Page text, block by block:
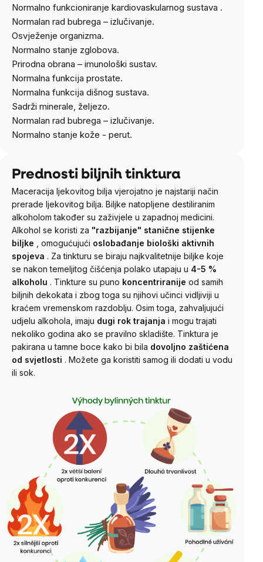
Normalno funkcioniranje kardiovaskularnog sustava .
Normalan rad bubrega – izlučivanje.
Osvježenje organizma.
Normalno stanje zglobova.
Prirodna obrana – imunološki sustav.
Normalna funkcija prostate.
Normalna funkcija dišnog sustava.
Sadrži minerale, željezo.
Normalan rad bubrega – izlučivanje.
Normalno stanje kože - perut.
Prednosti biljnih tinktura
Maceracija ljekovitog bilja vjerojatno je najstariji način
prerade ljekovitog bilja. Biljke natopljene destiliranim
alkoholom također su zaživjele u zapadnoj medicini.
Alkohol se koristi za "razbijanje" stanične stijenke
biljke
, omogućujući oslobađanje biološki aktivnih
spojeva . Za tinkturu se biraju najkvalitetnije biljke koje
se nakon temeljitog čišćenja polako utapaju u 4-5 %
alkoholu . Tinkture su puno koncentriranije od samih
biljnih dekokata i zbog toga su njihovi učinci vidljiviji u
kraćem vremenskom razdoblju. Osim toga, zahvaljujući
udjelu alkohola, imaju dugi rok trajanja i mogu trajati
nekoliko godina ako se pravilno skladište. Tinktura je
pakirana u tamne boce kako bi bila dovoljno zaštićena
od svjetlosti . Možete ga koristiti samog ili dodati u vodu
ili sok.